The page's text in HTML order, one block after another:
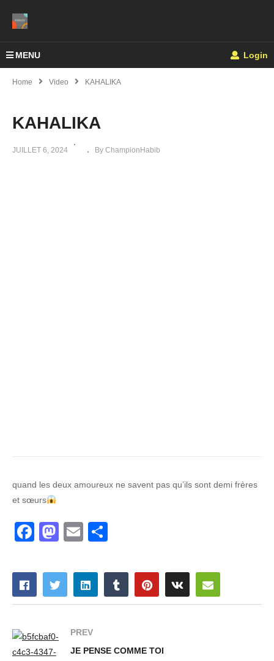
MENU Login
Home Video KAHALIKA
KAHALIKA
JUILLET 6, 2024 By ChampionHabib
quand les deux amoureux ne savent pas qu’ils sont demi frères
et sœurs
Facebook
Mastodon
Email
PREV
JE PENSE COMME TOI